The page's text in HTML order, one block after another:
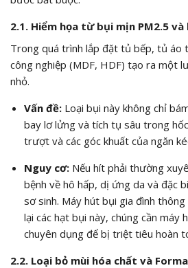
2.1. Hiểm họa từ bụi mịn PM2.5
Trong quá trình lắp đặt tủ bếp, tủ áo
công nghiệp (MDF, HDF) tạo ra một
nhỏ.
Vấn đề:Loại bụi này không chỉ
bay lơ lửng và tích tụ sâu trong
trượt và các góc khuất của ngăn
Nguy cơ:Nếu hít phải thường
bệnh về hô hấp, dị ứng da và đặc
sơ sinh. Máy hút bụi gia đình
lại các hạt bụi này, chúng cần máy
chuyên dụng để bị triệt tiêu hoàn
2.2. Loại bỏ mùi hóa chất và